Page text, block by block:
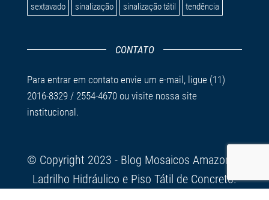
sextavado
sinalização sinalização tátil tendência
CONTATO
Para entrar em contato envie um e-mail, ligue (11)
2016-8329 / 2554-4670 ou visite nossa site
institucional.
© Copyright 2023 - Blog Mosaicos Amazonas
Ladrilho Hidráulico e Piso Tátil de Concreto.